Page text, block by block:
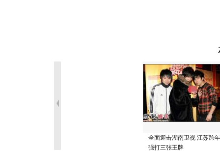
全面迎击湖南卫视 江苏跨年
强打三张王牌